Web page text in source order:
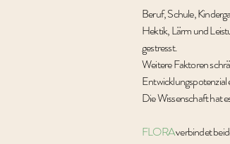
Beruf, Schule,
Hektik, Lärm und
gestresst.
Weitere Faktoren
Entwicklungspotenzial
Die Wissenschaft hat
FLORAverbindet